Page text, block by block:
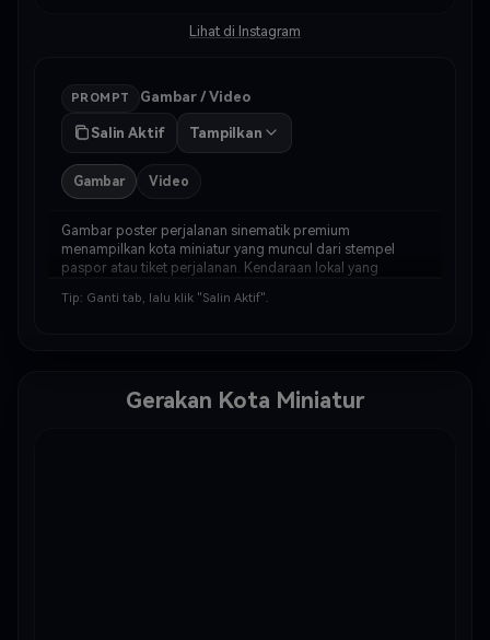
Lihat di Instagram
PROMPT Gambar / Video
Salin Aktif Tampilkan
Gambar Video
Gambar poster perjalanan sinematik premium
menampilkan kota miniatur yang muncul dari stempel
paspor atau tiket perjalanan. Kendaraan lokal yang
dramatis, dengan jembatan atau landmark terkenal di
Tip: Ganti tab, lalu klik "Salin Aktif".
Gerakan Kota Miniatur